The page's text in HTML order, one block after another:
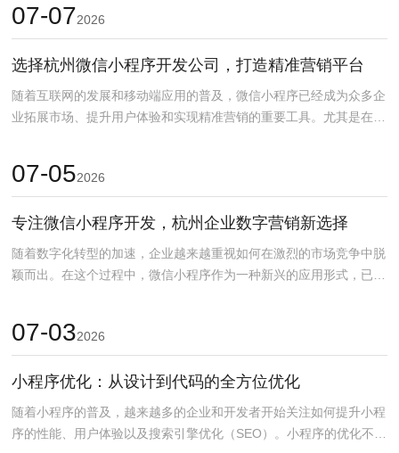
07-072026
选择杭州微信小程序开发公司，打造精准营销平台
随着互联网的发展和移动端应用的普及，微信小程序已经成为众多企
业拓展市场、提升用户体验和实现精准营销的重要工具。尤其是在杭
07-052026
专注微信小程序开发，杭州企业数字营销新选择
随着数字化转型的加速，企业越来越重视如何在激烈的市场竞争中脱
颖而出。在这个过程中，微信小程序作为一种新兴的应用形式，已成
07-032026
小程序优化：从设计到代码的全方位优化
随着小程序的普及，越来越多的企业和开发者开始关注如何提升小程
序的性能、用户体验以及搜索引擎优化（SEO）。小程序的优化不仅